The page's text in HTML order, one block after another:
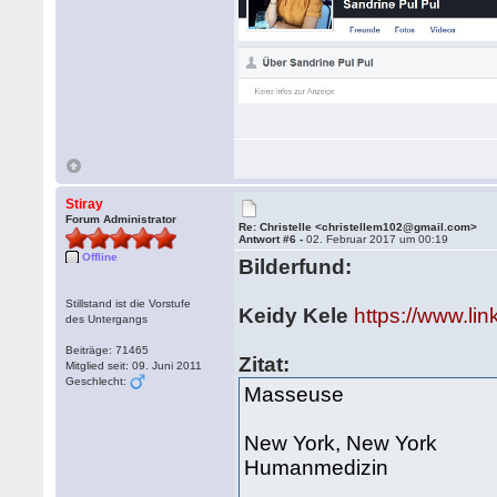
Stiray
Forum Administrator
Offline
Stillstand ist die Vorstufe
des Untergangs
Beiträge: 71465
Mitglied seit: 09. Juni 2011
Geschlecht:
Re: Christelle <christellem102@gmail.com>
Antwort #6 -02. Februar 2017 um 00:19
Bilderfund:
Keidy Kele https://
Zitat:
Masseuse
New York, New York
Humanmedizin